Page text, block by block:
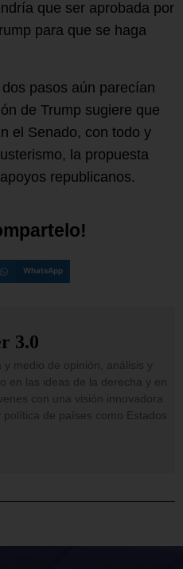
que ser aprobada por
para que se haga
pasos aún parecían
de Trump sugiere que
el Senado, con todo y
la propuesta
republicanos.
mpartelo!
WhatsApp
3.0
y medio de opinión, análisis y
en las ideas de la derecha y en
con una visión innovadora
de países como Estados